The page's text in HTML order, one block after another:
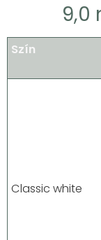
9,0
Szín
Classic white